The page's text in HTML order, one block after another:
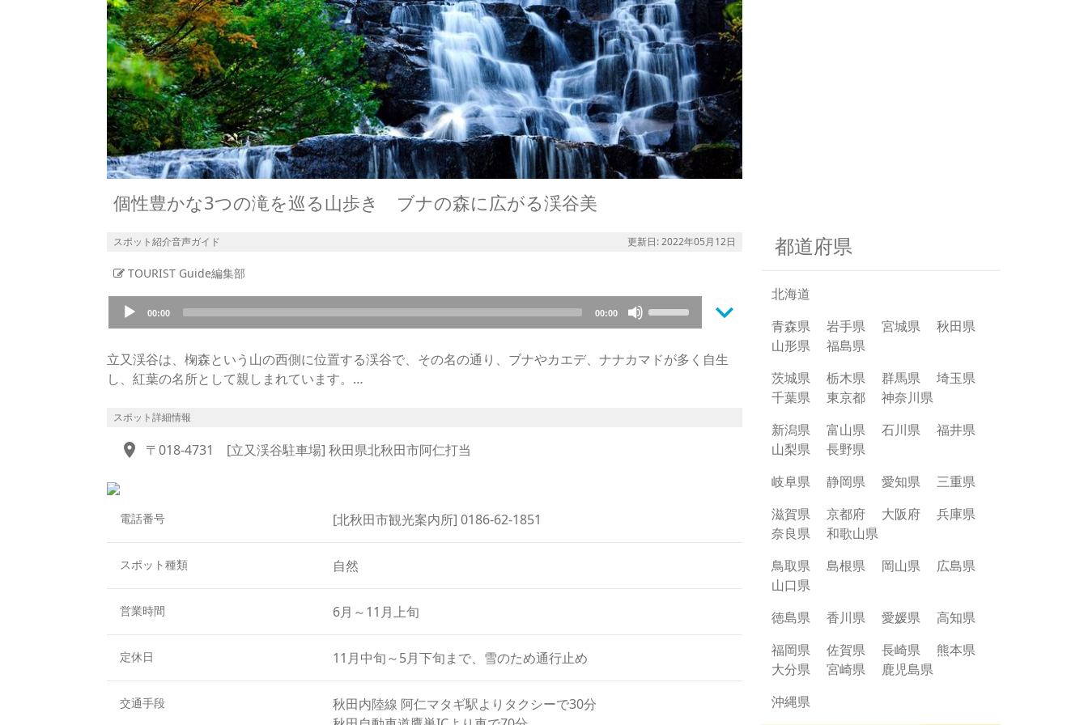
個性豊かな3つの滝を巡る山歩き ブナの森に広がる渓谷美
スポット紹介音声ガイド 更新日: 2022年05月12日
TOURIST Guide編集部
Audio
Player
00:00 00:00
keys
keyboard_arrow_down
立又渓谷は、椈森という山の西側に位置する渓谷で、その名の通り、ブナやカエデ、ナナカマドが多く自生
し、紅葉の名所として親しまれています。
熔岩が冷えて固まる際に収縮して生じるひび割れで、柱状節理と呼ばれるものです。一ノ滝は、晴れた日の午
で、非常に表情豊かな滝です。そこから急な山道をさらに登ると、最後の見所、幸兵衛滝に辿り着きます。落
つやさしい印象です。
なお、立又渓谷へ向かう途中で、「日本の滝百選」に選ばれた名瀑「安の滝」へ向かう分岐点もあり、こちら
スポット詳細情報
location_on 〒018-4731 [立又渓谷駐車場] 秋田県北秋田市阿仁打当
電話番号 [北秋田市観光案内所] 0186-62-1851
スポット種類 自然
営業時間 6月～11月上旬
定休日 11月中旬～5月下旬まで、雪のため通行止め
交通手段
秋田内陸線 阿仁マタギ駅よりタクシーで30分
都道府県
北海道
青森県
岩手県 宮城県
秋田県
山形県
福島県
茨城県
栃木県 群馬県
埼玉県
千葉県
東京都
神奈川県
新潟県
富山県 石川県
福井県
山梨県
長野県
岐阜県
静岡県 愛知県
三重県
滋賀県
京都府 大阪府
兵庫県
奈良県
和歌山県
鳥取県
島根県 岡山県
広島県
山口県
徳島県
香川県 愛媛県
高知県
福岡県
佐賀県 長崎県
熊本県
大分県
宮崎県
鹿児島県
沖縄県